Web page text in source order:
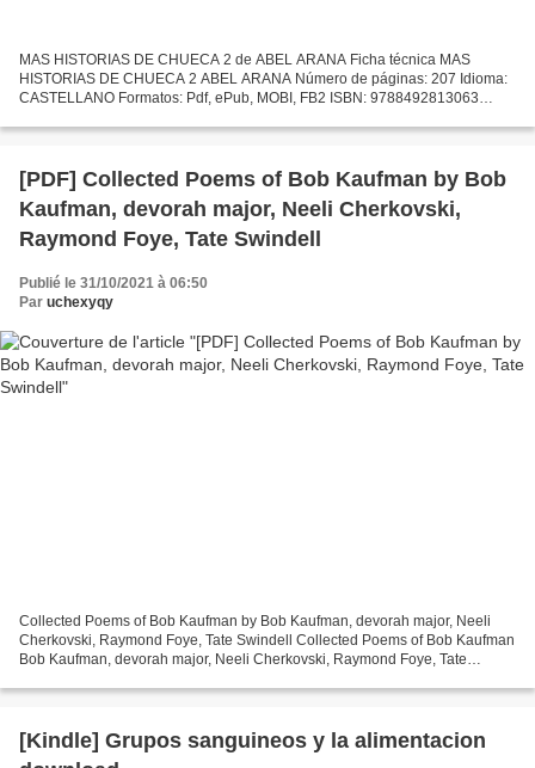
MAS HISTORIAS DE CHUECA 2 de ABEL ARANA Ficha técnica MAS
HISTORIAS DE CHUECA 2 ABEL ARANA Número de páginas: 207 Idioma:
CASTELLANO Formatos: Pdf, ePub, MOBI, FB2 ISBN: 9788492813063
Descargar...
[PDF] Collected Poems of Bob Kaufman by Bob
Kaufman, devorah major, Neeli Cherkovski,
Raymond Foye, Tate Swindell
Publié le 31/10/2021 à 06:50
Par uchexyqy
Collected Poems of Bob Kaufman by Bob Kaufman, devorah major, Neeli
Cherkovski, Raymond Foye, Tate Swindell Collected Poems of Bob Kaufman
Bob Kaufman, devorah major, Neeli Cherkovski, Raymond Foye, Tate
[Kindle] Grupos sanguineos y la alimentacion